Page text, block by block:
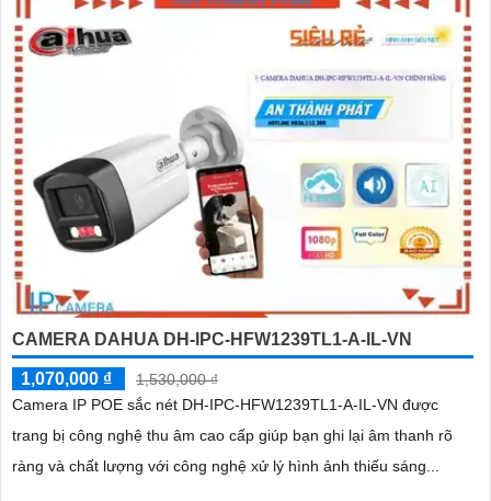
CAMERA DAHUA DH-IPC-HFW1239TL1-A-IL-VN
1,070,000 ₫
1,530,000 ₫
Camera IP POE sắc nét DH-IPC-HFW1239TL1-A-IL-VN được
trang bị công nghệ thu âm cao cấp giúp bạn ghi lại âm thanh rõ
ràng và chất lượng với công nghệ xử lý hình ảnh thiếu sáng...